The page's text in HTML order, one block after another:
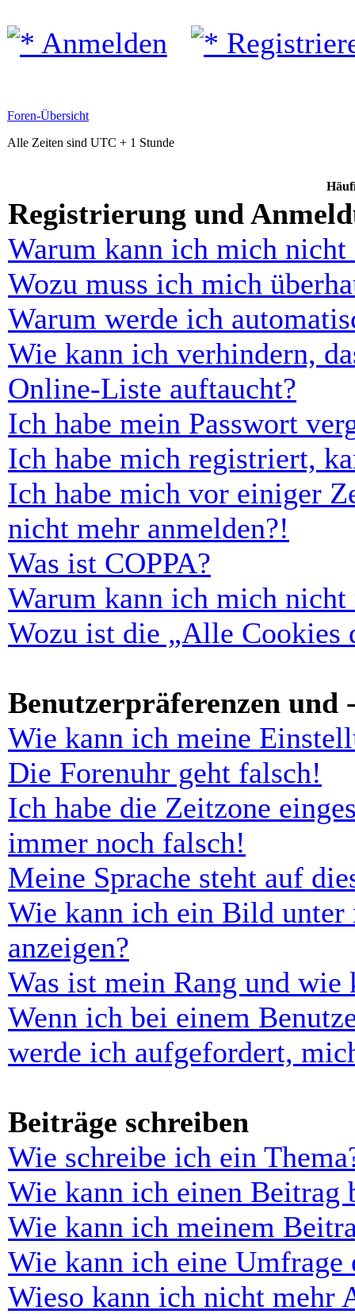
Anmelden
Foren-Übersicht
Alle Zeiten sind UTC + 1 Stunde
Registrierung und
Warum kann ich mich nicht
Wozu muss ich mich
Warum werde ich
Wie kann ich verhindern,
Online-Liste auftaucht?
Ich habe mein Passwort
Ich habe mich registriert,
Ich habe mich vor einiger
nicht mehr anmelden?!
Was ist COPPA?
Warum kann ich mich nicht
Wozu ist die „Alle Cookies
Benutzerpräferenzen und
Wie kann ich meine
Die Forenuhr geht falsch!
Ich habe die Zeitzone
immer noch falsch!
Meine Sprache steht auf
Wie kann ich ein Bild unter
anzeigen?
Was ist mein Rang und wie
Wenn ich bei einem
werde ich aufgefordert,
Beiträge schreiben
Wie schreibe ich ein
Wie kann ich einen Beitrag
Wie kann ich meinem
Wie kann ich eine Umfrage
Wieso kann ich nicht mehr